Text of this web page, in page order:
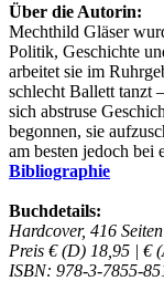
Über die Autorin:
Mechthild Gläser
Politik, Geschichte
arbeitet sie im
schlecht Ballett tanzt
sich abstruse
begonnen, sie
am besten jedoch bei
Bibliographie
Buchdetails:
Hardcover, 416 Seiten
Preis € (D) 18,95 | €
ISBN: 978-3-7855-